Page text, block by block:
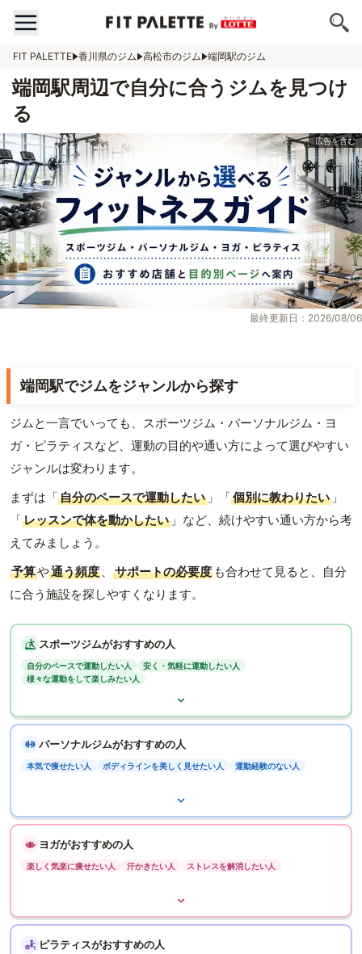
FIT PALETTE 香川県のジム 高松市のジム 端岡駅のジム
端岡駅周辺で自分に合うジムを見つけ
る
最終更新日：2026/08/06
端岡駅でジムをジャンルから探す
ジムと一言でいっても、スポーツジム・パーソナルジム・ヨ
ガ・ピラティスなど、運動の目的や通い方によって選びやすい
ジャンルは変わります。
まずは「自分のペースで運動したい 」「個別に教わりたい 」
「レッスンで体を動かしたい 」など、続けやすい通い方から考
えてみましょう。
予算や通う頻度 、 サポートの必要度 も合わせて見ると、自分
に合う施設を探しやすくなります。
スポーツジムがおすすめの人
自分のペースで運動したい人
安く・気軽に運動したい人
様々な運動をして楽しみたい人
パーソナルジムがおすすめの人
本気で痩せたい人 ボディラインを美しく見せたい人 運動経験のない人
ヨガがおすすめの人
楽しく気楽に痩せたい人 汗かきたい人 ストレスを解消したい人
ピラティスがおすすめの人